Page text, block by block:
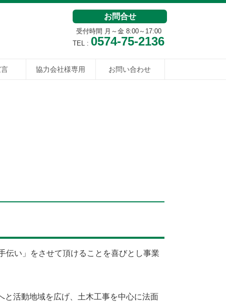
お問合せ
受付時間 月～金 8:00～17:00
TEL : 0574-75-2136
協力会社様専用 お問い合わせ
伝い」をさせて頂けることを喜びとし事業
と活動地域を広げ、土木工事を中心に法面